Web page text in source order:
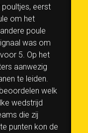
eerst
om het
poule
was om
5. Op het
aanwezig
te leiden.
welk
wedstrijd
die zij
punten kon de